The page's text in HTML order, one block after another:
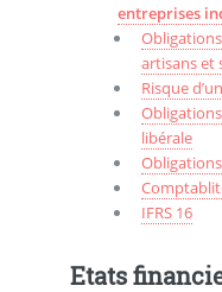
entreprises
artisans et
Risque
libérale
IFRS 16
Etats